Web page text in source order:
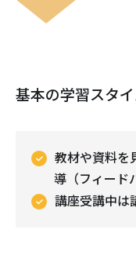
基本の学習スタ
教材や資料を
導（フィード
講座受講中は